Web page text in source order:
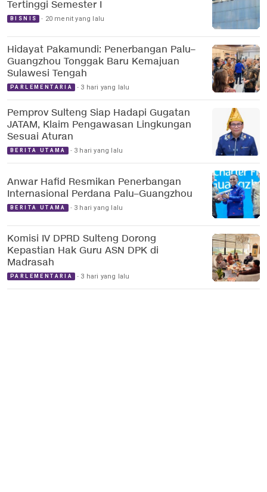
Tertinggi Semester I
BISNIS 20 menit yang lalu
Hidayat Pakamundi: Penerbangan Palu–
Guangzhou Tonggak Baru Kemajuan
Sulawesi Tengah
PARLEMENTARIA 3 hari yang lalu
Pemprov Sulteng Siap Hadapi Gugatan
JATAM, Klaim Pengawasan Lingkungan
Sesuai Aturan
BERITA UTAMA 3 hari yang lalu
Anwar Hafid Resmikan Penerbangan
Internasional Perdana Palu–Guangzhou
BERITA UTAMA 3 hari yang lalu
Komisi IV DPRD Sulteng Dorong
Kepastian Hak Guru ASN DPK di
Madrasah
PARLEMENTARIA 3 hari yang lalu